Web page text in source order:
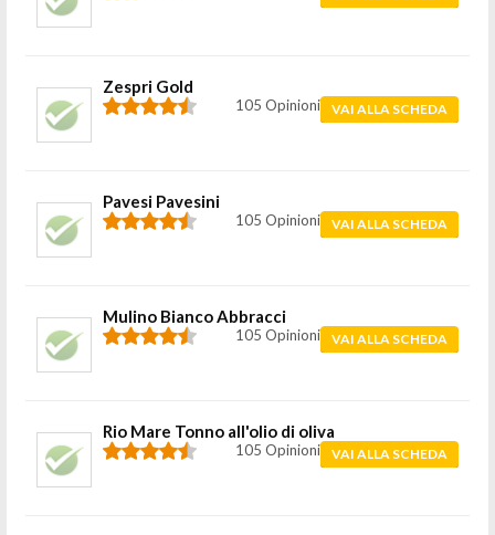
Zespri Gold
105 Opinioni VAI ALLA SCHEDA
Pavesi Pavesini
105 Opinioni VAI ALLA SCHEDA
Mulino Bianco Abbracci
105 Opinioni VAI ALLA SCHEDA
Rio Mare Tonno all'olio di oliva
105 Opinioni VAI ALLA SCHEDA